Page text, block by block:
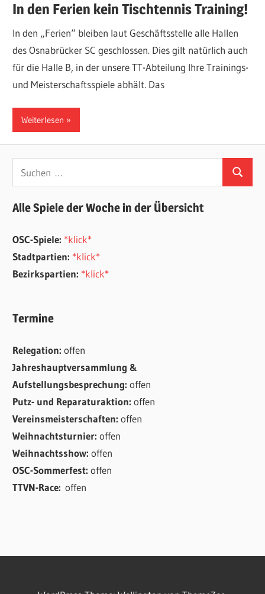
In den Ferien kein Tischtennis Training!
In den „Ferien“ bleiben laut Geschäftsstelle alle Hallen
des Osnabrücker SC geschlossen. Dies gilt natürlich auch
für die Halle B, in der unsere TT-Abteilung Ihre Trainings-
und Meisterschaftsspiele abhält. Das
Weiterlesen
nach:
Suchen
Alle Spiele der Woche in der Übersicht
OSC-Spiele: *klick*
Stadtpartien: *klick*
Bezirkspartien: *klick*
Termine
Relegation:offen
Jahreshauptversammlung &
Aufstellungsbesprechung:offen
Putz- und Reparaturaktion:offen
Vereinsmeisterschaften:offen
Weihnachtsturnier:offen
Weihnachtsshow:offen
OSC-Sommerfest:offen
TTVN-Race:offen